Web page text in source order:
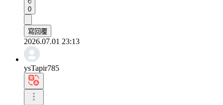
0
寫回覆
2026.07.01 23:13
ysTapir785